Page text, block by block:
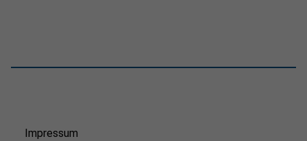
Impressum